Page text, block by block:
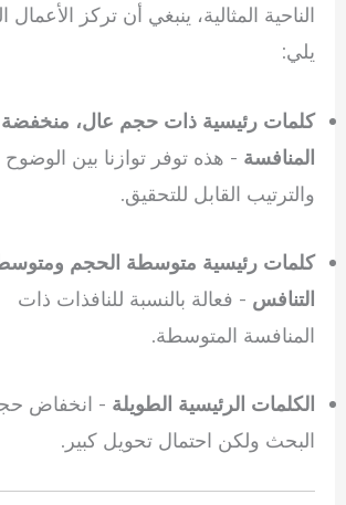
الناحية المثالية، ينبغي أن تركز
يلي:
كلمات رئيسية ذات حجم عال، منخفضة
المنافسة - هذه توفر توازنا بين الوضوح
والترتيب القابل للتحقيق.
كلمات رئيسية متوسطة الحجم
التنافس - فعالة بالنسبة للنافذات ذات
المنافسة المتوسطة.
الكلمات الرئيسية الطويلة - انخفاض
البحث ولكن احتمال تحويل كبير.